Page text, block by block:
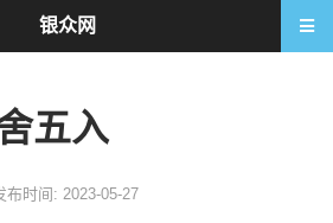
五入
布时间: 2023-05-27
银众网